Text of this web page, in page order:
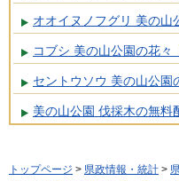
オオイヌノフグリ 美の山
コブシ 美の山公園の花々
セントウソウ 美の山公園
美の山公園 伐採木の無料
トップページ > 県政情報・統計 >